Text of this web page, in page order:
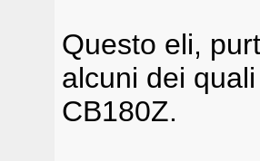
Questo eli,
alcuni dei
CB180Z.